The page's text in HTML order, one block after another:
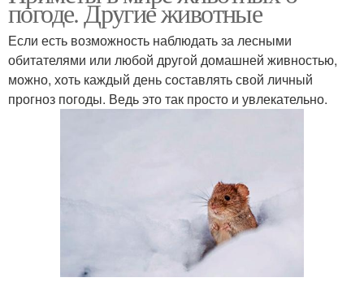
погоде. Другие животные
Если есть возможность наблюдать за лесными
обитателями или любой другой домашней живностью,
можно, хоть каждый день составлять свой личный
прогноз погоды. Ведь это так просто и увлекательно.